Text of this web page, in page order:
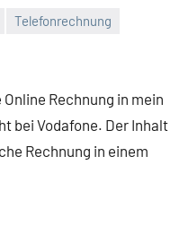
Telefonrechnung
Rechnung in mein
bei Vodafone. Der Inhalt
Rechnung in einem